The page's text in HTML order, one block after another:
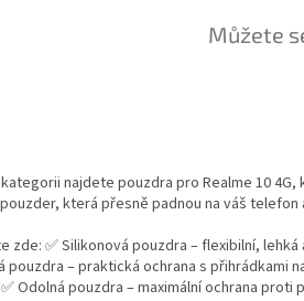
Můžete
najdete pouzdra pro Realme 10
která přesně padnou na váš
zde: ✅ Silikonová pouzdra – flexibilní,
pouzdra – praktická ochrana s přihrádkami
✅ Odolná pouzdra – maximální ochrana proti